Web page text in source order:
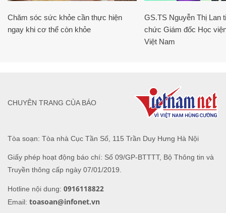
Chăm sóc sức khỏe cần thực hiện
ngay khi cơ thể còn khỏe
GS.TS Nguyễn Thị Lan
chức Giám đốc Học
Việt Nam
Tòa soạn: Tòa nhà Cục Tần Số, 115 Trần Duy Hưng Hà Nội
Giấy phép hoạt động báo chí: Số 09/GP-BTTTT, Bộ Thông tin và
Truyền thông cấp ngày 07/01/2019.
Hotline nội dung: 0916118822
Email: toasoan@infonet.vn
CHUYÊN TRANG CỦA BÁO